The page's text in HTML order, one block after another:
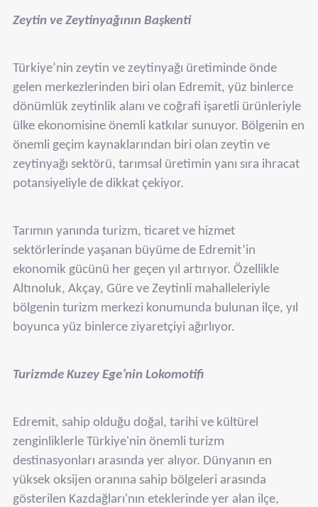
Zeytin ve Zeytinyağının Başkenti
Türkiye’nin zeytin ve zeytinyağı üretiminde önde
gelen merkezlerinden biri olan Edremit, yüz binlerce
dönümlük zeytinlik alanı ve coğrafi işaretli ürünleriyle
ülke ekonomisine önemli katkılar sunuyor. Bölgenin en
önemli geçim kaynaklarından biri olan zeytin ve
zeytinyağı sektörü, tarımsal üretimin yanı sıra ihracat
potansiyeliyle de dikkat çekiyor.
Tarımın yanında turizm, ticaret ve hizmet
sektörlerinde yaşanan büyüme de Edremit’in
ekonomik gücünü her geçen yıl artırıyor. Özellikle
Altınoluk, Akçay, Güre ve Zeytinli mahalleleriyle
bölgenin turizm merkezi konumunda bulunan ilçe, yıl
boyunca yüz binlerce ziyaretçiyi ağırlıyor.
Turizmde Kuzey Ege’nin Lokomotifi
Edremit, sahip olduğu doğal, tarihi ve kültürel
zenginliklerle Türkiye'nin önemli turizm
destinasyonları arasında yer alıyor. Dünyanın en
yüksek oksijen oranına sahip bölgeleri arasında
gösterilen Kazdağları'nın eteklerinde yer alan ilçe,